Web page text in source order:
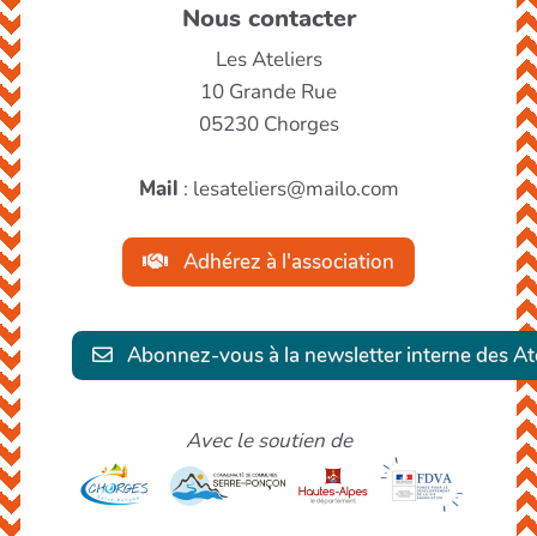
Nous contacter
Les Ateliers
10 Grande Rue
05230 Chorges
Mail : lesateliers@mailo.com
Adhérez à l'association
Abonnez-vous à la newsletter interne des
Avec le soutien de